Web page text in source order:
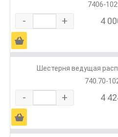
7406-
- + 4
Ä
Шестерня ведущая
740.70-
- + 4
Ä